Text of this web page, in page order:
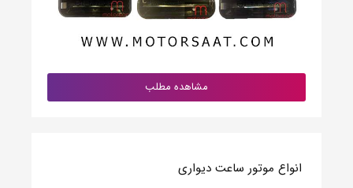
مشاهده مطلب
انواع موتور ساعت دیواری